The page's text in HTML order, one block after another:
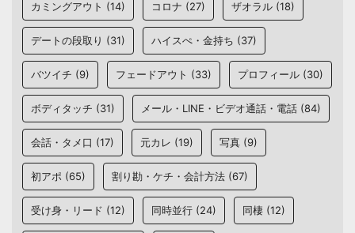
カミングアウト (14) コロナ (27) ザオラル (18)
デートの段取り (31) ハイスぺ・金持ち (37)
バツイチ (9) フェードアウト (33) プロフィール (30)
ボディタッチ (31) メール・LINE・ビデオ通話・電話 (84)
会話・タメ口 (17) 元カレ (19) 写真 (9)
初アポ (65) 割り勘・ケチ・会計方法 (67)
受け身・リード (12) 同時並行 (24) 同棲 (12)